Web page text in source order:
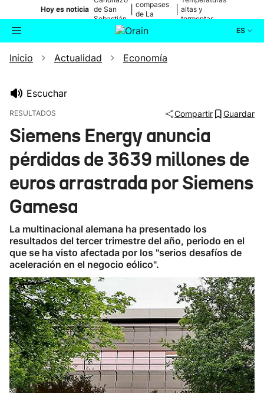
Hoy es noticia de San
Sebastián
compases
de La
altas y
tormentas
ES
Buscador Actualidad
Ikusmiran
Eguraldia
Inicio Actualidad Economía
Escuchar
RESULTADOS Compartir Guardar
Siemens Energy anuncia
pérdidas de 3639 millones de
euros arrastrada por Siemens
Gamesa
La multinacional alemana ha presentado los
resultados del tercer trimestre del año, periodo en el
que se ha visto afectada por los "serios desafíos de
aceleración en el negocio eólico".